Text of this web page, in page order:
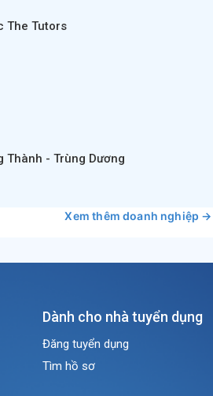
The Tutors
Thành - Trùng Dương
Xem thêm doanh nghiệp →
Dành cho nhà tuyển dụng
Đăng tuyển dụng
Tìm hồ sơ